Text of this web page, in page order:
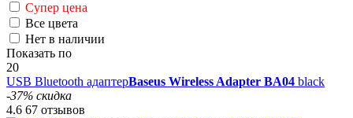
Супер цена
Все цвета
Нет в наличии
Показать по
20
USB Bluetooth адаптерBaseus Wireless Adapter BA04 black
-37% скидка
4.6 67 отзывов